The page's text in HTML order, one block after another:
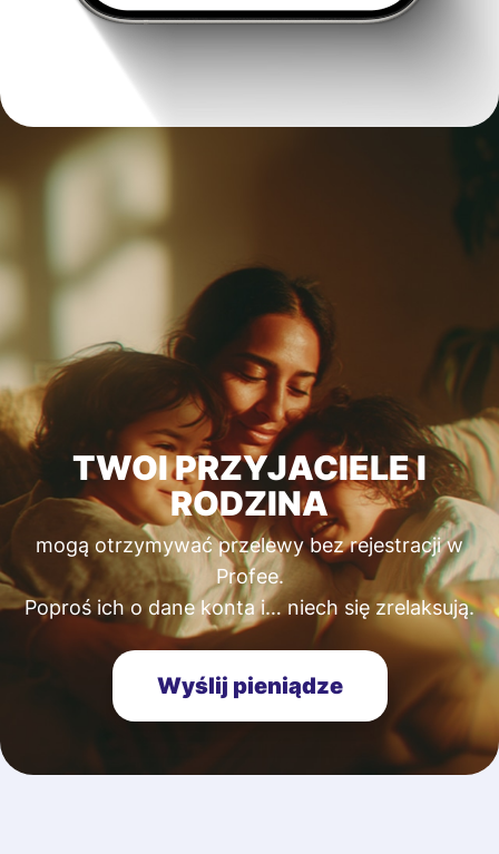
TWOI PRZYJACIELE I
RODZINA
mogą otrzymywać przelewy bez rejestracji w
Profee.
Poproś ich o dane konta i… niech się zrelaksują.
Wyślij pieniądze